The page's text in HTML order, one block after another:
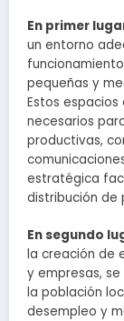
En primer
un entorno
pequeñas y
Estos
necesarios
productivas,
estratégica
distribución de
En segundo
la creación de
y empresas,
la población
desempleo y